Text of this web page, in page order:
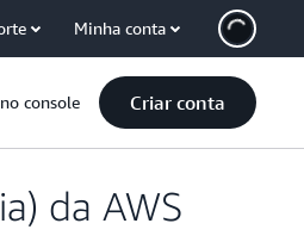
Minha conta
console Criar conta
da AWS